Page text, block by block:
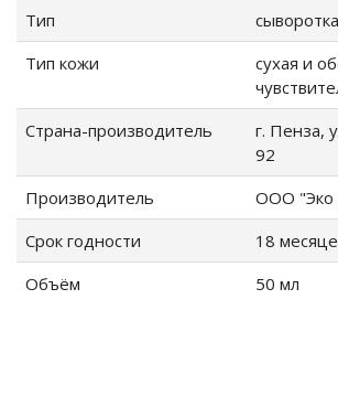
Тип
сыворотка
Тип кожи
сухая и
Страна-производитель
г. Пенза,
92
Производитель
ООО "Эко
Срок годности
18
Объём
50 мл